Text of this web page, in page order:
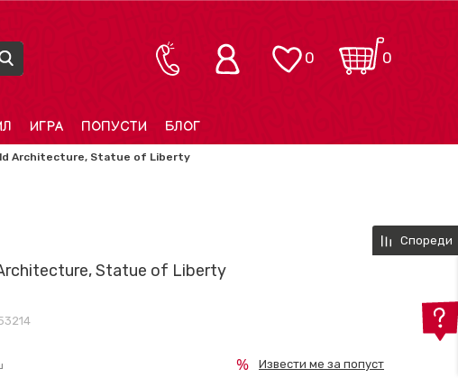
0
0
ИГРА ПОПУСТИ БЛОГ
Architecture, Statue of Liberty
Statue of Liberty
Извести ме за попуст
Спореди